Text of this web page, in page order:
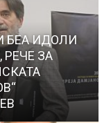
БЕА ИДОЛИ
РЕЧЕ ЗА